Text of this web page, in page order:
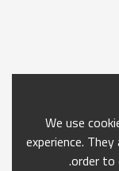
We use
experience.
order to